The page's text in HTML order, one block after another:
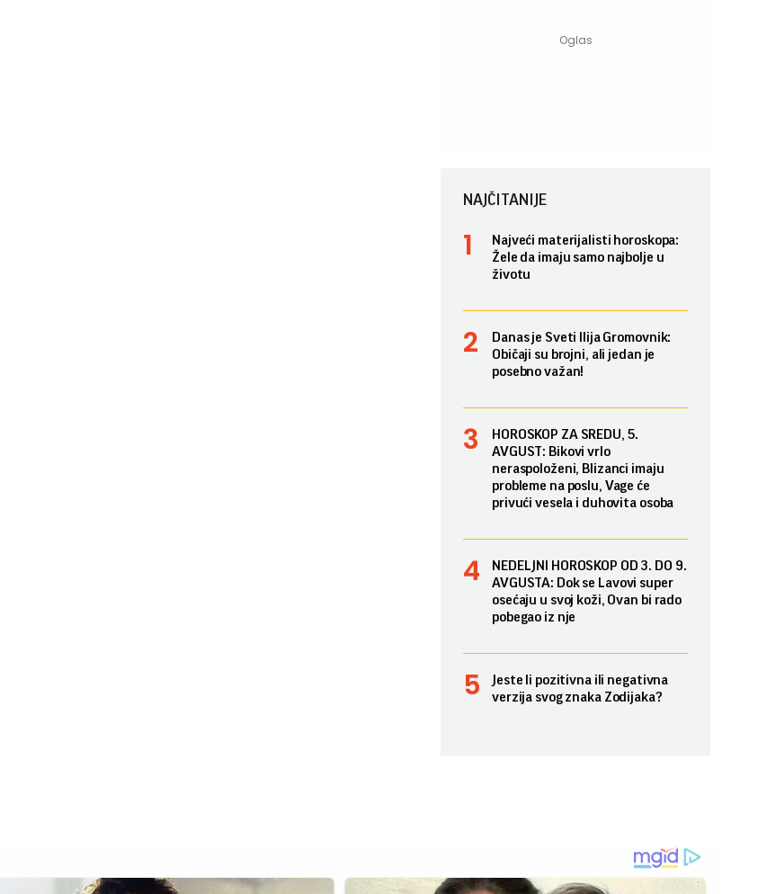
NAJČITANIJE
Najveći materijalisti horoskopa:
Žele da imaju samo najbolje u
životu
Danas je Sveti Ilija Gromovnik:
Običaji su brojni, ali jedan je
posebno važan!
HOROSKOP ZA SREDU, 5.
AVGUST: Bikovi vrlo
neraspoloženi, Blizanci imaju
probleme na poslu, Vage će
privući vesela i duhovita osoba
NEDELJNI HOROSKOP OD 3. DO 9.
AVGUSTA: Dok se Lavovi super
osećaju u svoj koži, Ovan bi rado
pobegao iz nje
Jeste li pozitivna ili negativna
verzija svog znaka Zodijaka?